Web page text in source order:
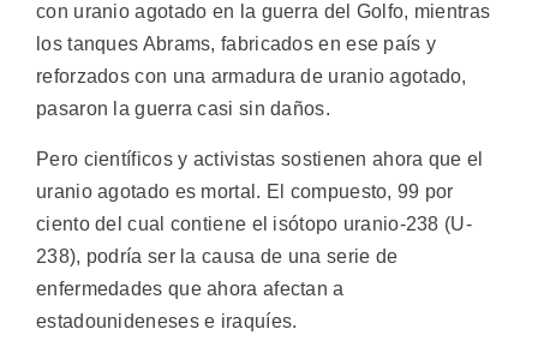
con uranio agotado en la guerra del Golfo, mientras
los tanques Abrams, fabricados en ese país y
reforzados con una armadura de uranio agotado,
pasaron la guerra casi sin daños.
Pero científicos y activistas sostienen ahora que el
uranio agotado es mortal. El compuesto, 99 por
ciento del cual contiene el isótopo uranio-238 (U-
238), podría ser la causa de una serie de
enfermedades que ahora afectan a
estadounideneses e iraquíes.